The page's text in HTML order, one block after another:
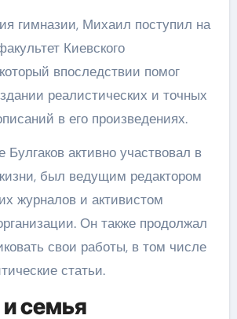
гимназии, Михаил поступил на
Киевского
впоследствии помог
реалистических и точных
в его произведениях.
Булгаков активно участвовал в
был ведущим редактором
журналов и активистом
Он также продолжал
свои работы, в том числе
статьи.
семья